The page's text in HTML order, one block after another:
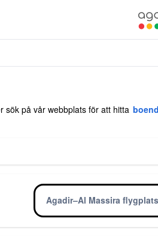
sök på vår webbplats för att hitta
Agadir–Al Massira flygplats